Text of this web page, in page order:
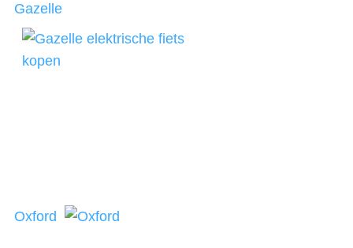
Gazelle
Oxford